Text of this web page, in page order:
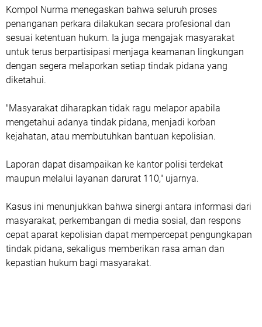
Kompol Nurma menegaskan bahwa seluruh proses
penanganan perkara dilakukan secara profesional dan
sesuai ketentuan hukum. Ia juga mengajak masyarakat
untuk terus berpartisipasi menjaga keamanan lingkungan
dengan segera melaporkan setiap tindak pidana yang
diketahui.
"Masyarakat diharapkan tidak ragu melapor apabila
mengetahui adanya tindak pidana, menjadi korban
kejahatan, atau membutuhkan bantuan kepolisian.
Laporan dapat disampaikan ke kantor polisi terdekat
maupun melalui layanan darurat 110," ujarnya.
Kasus ini menunjukkan bahwa sinergi antara informasi dari
masyarakat, perkembangan di media sosial, dan respons
cepat aparat kepolisian dapat mempercepat pengungkapan
tindak pidana, sekaligus memberikan rasa aman dan
kepastian hukum bagi masyarakat.